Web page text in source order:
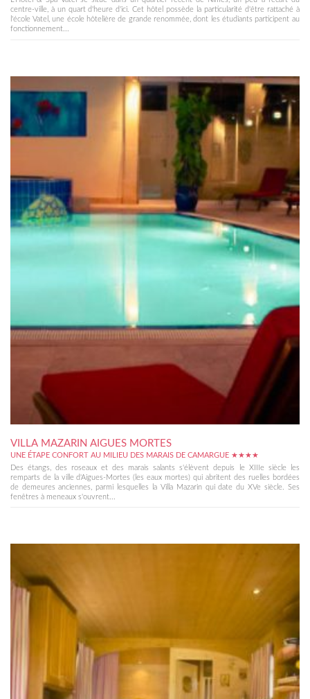
centre-ville, à un quart d'heure d'ici. Cet hôtel possède la particularité d'être rattaché à
l'école Vatel, une école hôtelière de grande renommée, dont les étudiants participent au
fonctionnement...
VILLA MAZARIN AIGUES MORTES
UNE ÉTAPE CONFORT AU MILIEU DES MARAIS DE CAMARGUE ★★★★
Des étangs, des roseaux et des marais salants s'élèvent depuis le XIIIe siècle les
remparts de la ville d'Aigues-Mortes (les eaux mortes) qui abritent des ruelles bordées
de demeures anciennes, parmi lesquelles la Villa Mazarin qui date du XVe siècle. Ses
fenêtres à meneaux s'ouvrent...